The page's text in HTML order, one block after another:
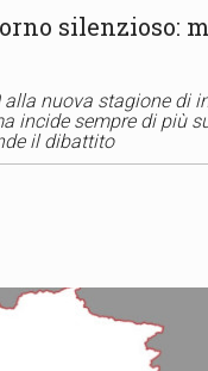
silenzioso:
nuova stagione di
incide sempre di più
il dibattito